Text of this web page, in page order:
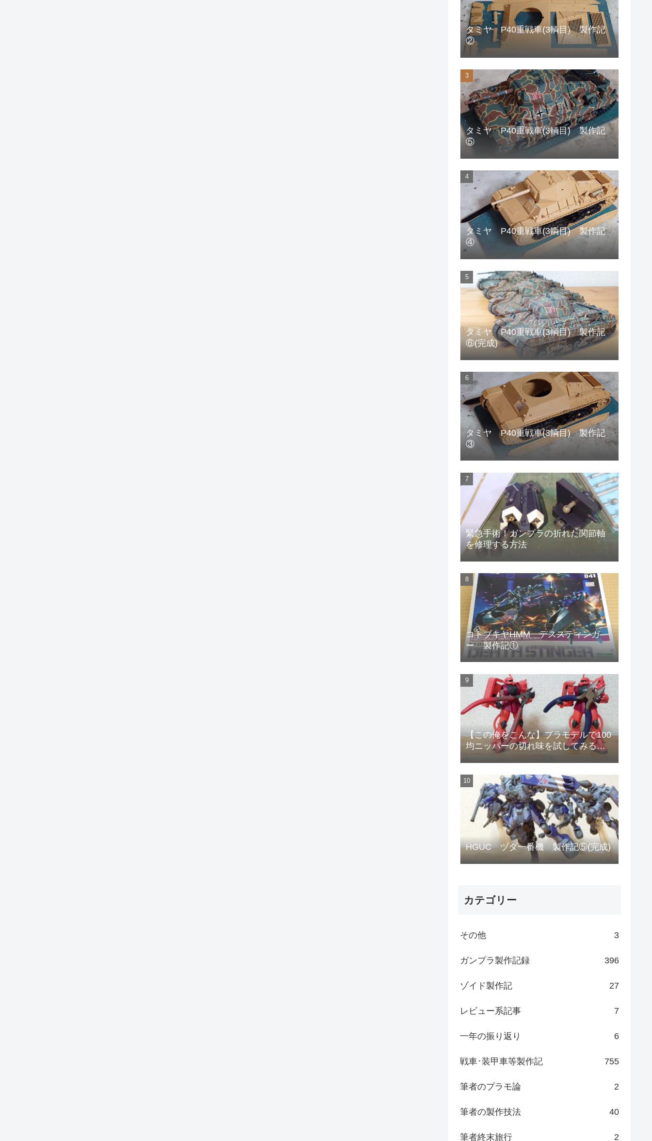
タミヤ P40重戦車(3輌目) 製作記
②
タミヤ P40重戦車(3輌目) 製作記
⑤
タミヤ P40重戦車(3輌目) 製作記
④
タミヤ P40重戦車(3輌目) 製作記
⑥(完成)
タミヤ P40重戦車(3輌目) 製作記
③
緊急手術！ガンプラの折れた関節軸
を修理する方法
コトブキヤHMM デススティンガ
ー 製作記①
【この俺をこんな】プラモデルで100
均ニッパーの切れ味を試してみる
HGUC ヅダ一番機 製作記⑤(完成)
カテゴリー
その他 3
ガンプラ製作記録 396
ゾイド製作記 27
レビュー系記事 7
一年の振り返り 6
戦車･装甲車等製作記 755
筆者のプラモ論 2
筆者の製作技法 40
筆者終末旅行 2